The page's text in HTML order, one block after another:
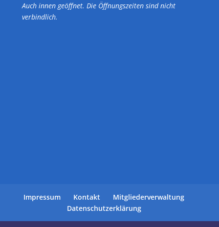
Auch innen geöffnet. Die Öffnungszeiten sind nicht
verbindlich.
Impressum Kontakt
Mitgliederverwaltung
Datenschutzerklärung